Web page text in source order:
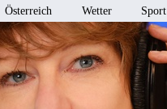
Österreich Wetter Sport